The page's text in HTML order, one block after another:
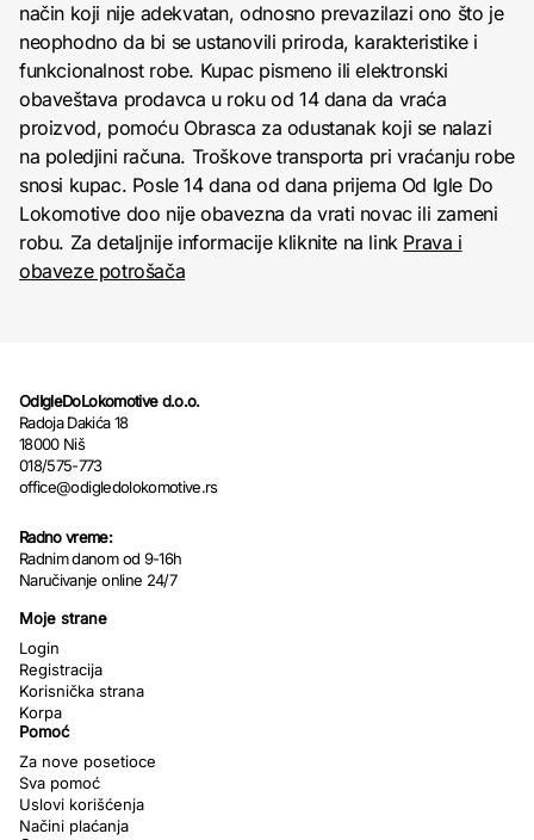
način koji nije adekvatan, odnosno prevazilazi ono što je
neophodno da bi se ustanovili priroda, karakteristike i
funkcionalnost robe. Kupac pismeno ili elektronski
obaveštava prodavca u roku od 14 dana da vraća
proizvod, pomoću Obrasca za odustanak koji se nalazi
na poledjini računa. Troškove transporta pri vraćanju robe
snosi kupac. Posle 14 dana od dana prijema Od Igle Do
Lokomotive doo nije obavezna da vrati novac ili zameni
robu. Za detaljnije informacije kliknite na link Prava i
obaveze potrošača
OdIgleDoLokomotive d.o.o.
Radoja Dakića 18
18000 Niš
018/575-773
office@odigledolokomotive.rs
Radno vreme:
Radnim danom od 9-16h
Naručivanje online 24/7
Moje strane
Login
Registracija
Korisnička strana
Korpa
Pomoć
Za nove posetioce
Sva pomoć
Uslovi korišćenja
Načini plaćanja